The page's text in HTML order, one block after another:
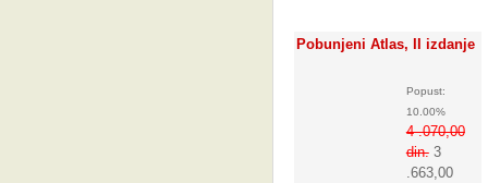
Pobunjeni Atlas, II izdanje
Popust:
10.00%
4 .070,00
din. 3
.663,00